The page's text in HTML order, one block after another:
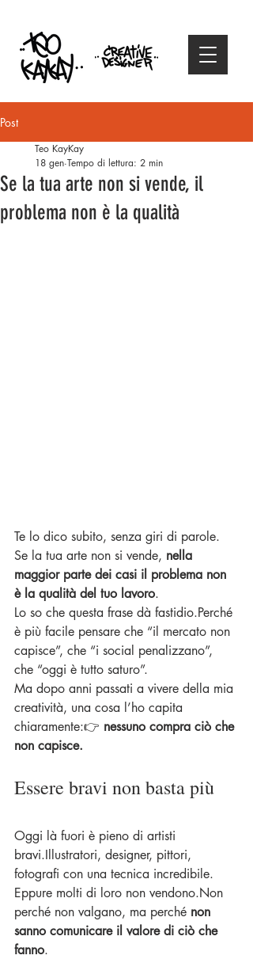
Post
Se la tua arte non si vende, il
problema non è la qualità
Teo KayKay
18 gen Tempo di lettura: 2 min
Te lo dico subito, senza giri di parole.
Se la tua arte non si vende, nella
maggior parte dei casi il problema non
è la qualità del tuo lavoro.
Lo so che questa frase dà fastidio.Perché
è più facile pensare che “il mercato non
capisce”, che “i social penalizzano”,
che “oggi è tutto saturo”.
Ma dopo anni passati a vivere della mia
creatività, una cosa l’ho capita
chiaramente:👉 nessuno compra ciò che
non capisce.
Essere bravi non basta più
Oggi là fuori è pieno di artisti
bravi.Illustratori, designer, pittori,
fotografi con una tecnica incredibile.
Eppure molti di loro non vendono.Non
perché non valgano, ma perché non
sanno comunicare il valore di ciò che
fanno.